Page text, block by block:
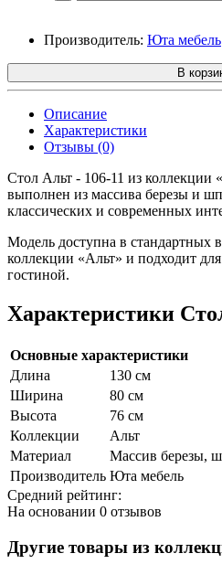
Производитель: Юта мебель
В
Описание
Характеристики
Отзывы (0)
Стол Альт - 106-11 из коллекции
выполнен из массива березы и
классических и современных
Модель доступна в стандартных
коллекции «Альт» и подходит
гостиной.
Характеристики
Основные характеристики
Длина
130 см
Ширина
80 см
Высота
76 см
Коллекции
Альт
Материал
Массив березы,
Производитель Юта мебель
Средний рейтинг:
На основании 0 отзывов
Другие товары из